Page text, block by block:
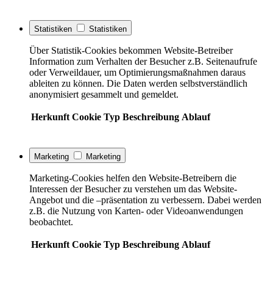
Statistiken Statistiken
Über Statistik-Cookies bekommen Website-Betreiber
Information zum Verhalten der Besucher z.B. Seitenaufrufe
oder Verweildauer, um Optimierungsmaßnahmen daraus
ableiten zu können. Die Daten werden selbstverständlich
anonymisiert gesammelt und gemeldet.
Herkunft Cookie Typ Beschreibung Ablauf
Marketing Marketing
Marketing-Cookies helfen den Website-Betreibern die
Interessen der Besucher zu verstehen um das Website-
Angebot und die –präsentation zu verbessern. Dabei werden
z.B. die Nutzung von Karten- oder Videoanwendungen
beobachtet.
Herkunft Cookie Typ Beschreibung Ablauf